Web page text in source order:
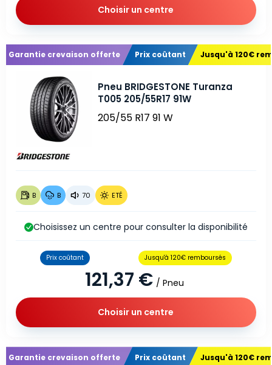
Choisir un centre
Garantie crevaison offerte Prix coûtant Jusqu'à 120€
Pneu BRIDGESTONE Turanza
T005 205/55R17 91W
205/55 R17 91 W
B B 70 ETÉ
121,37 € / Pneu
Prix coûtant Jusqu'à 120€ remboursés
Choisissez un centre pour consulter la disponibilité
Choisir un centre
Garantie crevaison offerte Prix coûtant Jusqu'à 120€